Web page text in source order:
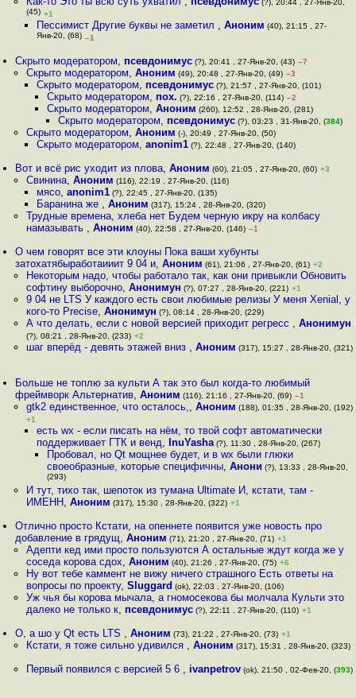
(?), 20:44 , 27-Янв-20,
(45) +1
Пессимист Другие буквы не заметил , Аноним (40), 21:15 , 27-
Янв-20, (68) –1
Скрыто модератором, псевдонимус (?), 20:41 , 27-Янв-20, (43) –7
Скрыто модератором, Аноним (49), 20:48 , 27-Янв-20, (49) –3
Скрыто модератором, псевдонимус(?), 21:57 , 27-Янв-20, (101)
Скрыто модератором, пох. (?), 22:16 , 27-Янв-20, (114) –2
Скрыто модератором,Аноним (260), 12:52 , 28-Янв-20, (281)
Скрыто модератором, псевдонимус(?), 03:23 , 31-Янв-20, (384)
Скрыто модератором, Аноним (-), 20:49 , 27-Янв-20, (50)
Скрыто модератором, anonim1(?), 22:48 , 27-Янв-20, (140)
Вот и всё рис уходит из плова,Аноним (60), 21:05 , 27-Янв-20, (60) +3
Свинина, Аноним (116), 22:19 , 27-Янв-20, (116)
мясо, anonim1(?), 22:45 , 27-Янв-20, (135)
Баранина же , Аноним (317), 15:24 , 28-Янв-20, (320)
Трудные времена, хлеба нет Будем черную икру на колбасу
намазывать , Аноним (40), 22:58 , 27-Янв-20, (146) –1
О чем говорят все эти клоуны Пока ваши хубунты
затохатябыработаииит 9 04 и,Аноним (61), 21:06 , 27-Янв-20, (61) +2
Некоторым надо, чтобы работало так, как они привыкли Обновить
софтину выборочно, Анонимун (?), 07:27 , 28-Янв-20, (221) +1
9 04 не LTS У каждого есть свои любимые релизы У меня Xenial, у
кого-то Precise, Анонимун (?), 08:14 , 28-Янв-20, (229)
А что делать, если с новой версией приходит регресс , Анонимун
(?), 08:21 , 28-Янв-20, (233) +2
шаг вперёд - девять этажей вниз , Аноним (317), 15:27 , 28-Янв-20, (321)
Больше не топлю за культи А так это был когда-то любимый
фреймворк Альтернатив,Аноним (116), 21:16 , 27-Янв-20, (69) –1
gtk2 единственное, что осталось,, Аноним (188), 01:35 , 28-Янв-20, (192)
+1
есть wx - если писать на нём, то твой софт автоматически
поддерживает ГТК и венд, InuYasha(?), 11:30 , 28-Янв-20, (267)
Пробовал, но Qt мощнее будет, и в wx были глюки
своеобразные, которые специфичны,Анони (?), 13:33 , 28-Янв-20,
(293)
И тут, тихо так, шепоток из тумана Ultimate И, кстати, там -
ИМЕНН, Аноним (317), 15:30 , 28-Янв-20, (322) +1
Отлично просто Кстати, на опеннете появится уже новость про
добавление в грядущ,Аноним (71), 21:20 , 27-Янв-20, (71) +1
Адепти кед ими просто пользуются А остальные ждут когда же у
соседа корова сдох, Аноним (40), 21:26 , 27-Янв-20, (75) +6
Ну вот тебе каммент не вижу ничего страшного Есть ответы на
вопросы по проекту, Sluggard (ok), 22:03 , 27-Янв-20, (106)
Уж чья бы корова мычала, а гномосекова бы молчала Культи это
далеко не только к, псевдонимус(?), 22:11 , 27-Янв-20, (110) +1
О, а шо у Qt есть LTS ,Аноним (73), 21:22 , 27-Янв-20, (73) +1
Кстати, я тоже сильно удивился , Аноним (317), 15:31 , 28-Янв-20, (323)
Первый появился с версией 5 6 , ivanpetrov(ok), 21:50 , 02-Фев-20, (393)